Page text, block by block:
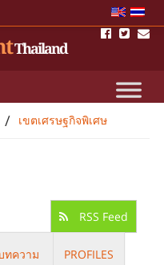
Thailand
/ เขตเศรษฐกิจพิเศษ
RSS Feed
ทความ PROFILES